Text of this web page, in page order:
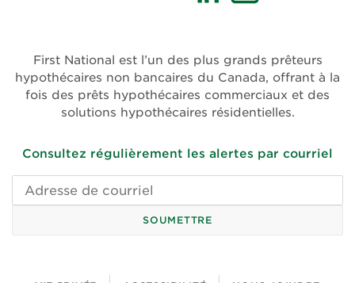
nouvelle
fenêtre)
nouvelle
fenêtre)
First National est l’un des plus grands prêteurs
hypothécaires non bancaires du Canada, offrant à la
fois des prêts hypothécaires commerciaux et des
solutions hypothécaires résidentielles.
Consultez régulièrement les alertes par courriel
Adresse
de
SOUMETTRE